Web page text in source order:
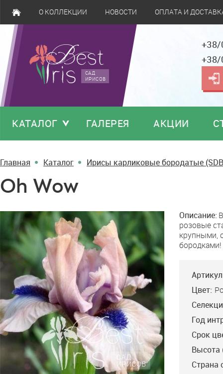
О КОЛЛЕКЦИИ НОВОСТИ ОПЛАТА И
САД
ИРИСОВ
КАТАЛОГ ГАЛЕРЕЯ АКЦИИ
Главная Каталог Ирисы карликовые бородатые
Oh Wow
Wow
Описание:
розовые
крупными,
бородками!
Цвет:
Год
Срок
Высота
Страна